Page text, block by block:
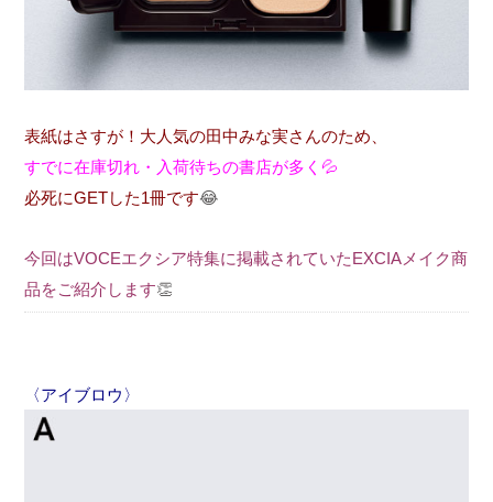
表紙はさすが！大人気の田中みな実さんのため、
すでに在庫切れ・入荷待ちの書店が多く💦
必死にGETした1冊です😂
今回はVOCEエクシア特集に掲載されていたEXCIAメイク商
品をご紹介します👏
〈アイブロウ〉